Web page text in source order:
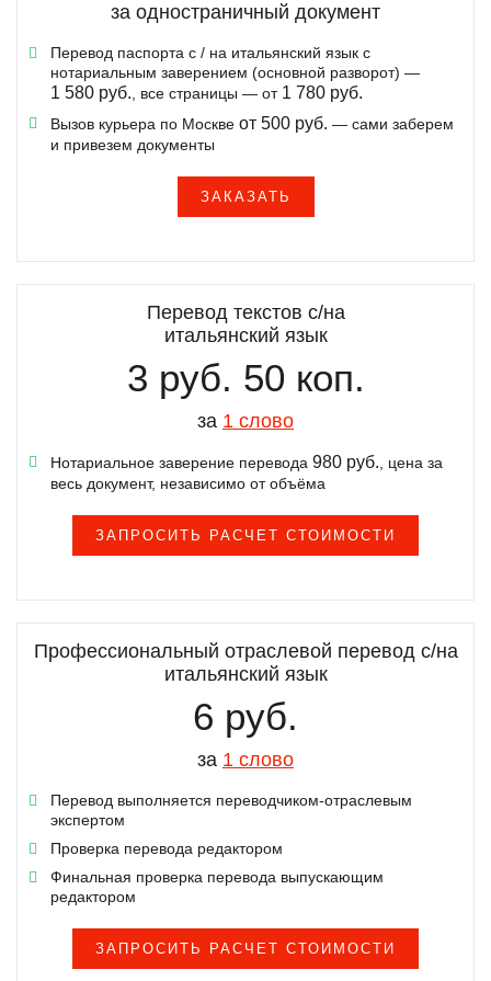
Черногорский язык
Узбекский язык
Украинский язык
за одностраничный документ
Перевод паспорта с / на итальянский язык с
нотариальным заверением (основной разворот) —
1 580 руб., все страницы — от 1 780 руб.
Вызов курьера по Москве от 500 руб. — сами заберем
и привезем документы
ЗАКАЗАТЬ
Перевод текстов с/на
итальянский язык
3 руб. 50 коп.
за 1 слово
Нотариальное заверение перевода 980 руб., цена за
весь документ, независимо от объёма
ЗАПРОСИТЬ РАСЧЕТ СТОИМОСТИ
Профессиональный отраслевой перевод с/на
итальянский язык
6 руб.
за 1 слово
Перевод выполняется переводчиком-отраслевым
экспертом
Проверка перевода редактором
Финальная проверка перевода выпускающим
редактором
ЗАПРОСИТЬ РАСЧЕТ СТОИМОСТИ